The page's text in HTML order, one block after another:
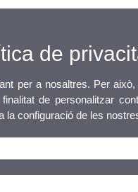
de
per a nosaltres. Per
de personalitzar
la configuració de les